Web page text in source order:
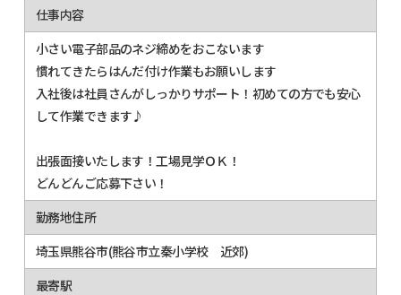
仕事内容
小さい電子部品のネジ締めをおこないます
慣れてきたらはんだ付け作業もお願いします
入社後は社員さんがしっかりサポート！初めての方でも安心
して作業できます♪
出張面接いたします！工場見学ＯＫ！
どんどんご応募下さい！
勤務地住所
埼玉県熊谷市(熊谷市立秦小学校 近郊)
最寄駅